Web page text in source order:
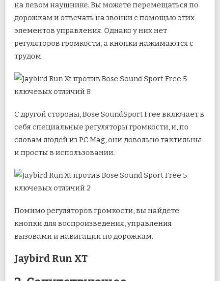
на левом наушнике. Вы можете перемещаться по
дорожкам и отвечать на звонки с помощью этих
элементов управления. Однако у них нет
регуляторов громкости, а кнопки нажимаются с
трудом.
С другой стороны, Bose SoundSport Free включает в
себя специальные регуляторы громкости, и, по
словам людей из PC Mag, они довольно тактильны
и просты в использовании.
Помимо регуляторов громкости, вы найдете
кнопки для воспроизведения, управления
вызовами и навигации по дорожкам.
Jaybird Run XT